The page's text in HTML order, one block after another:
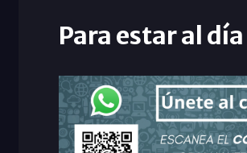
Para estar al día